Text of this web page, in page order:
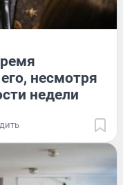
несмотря
недели